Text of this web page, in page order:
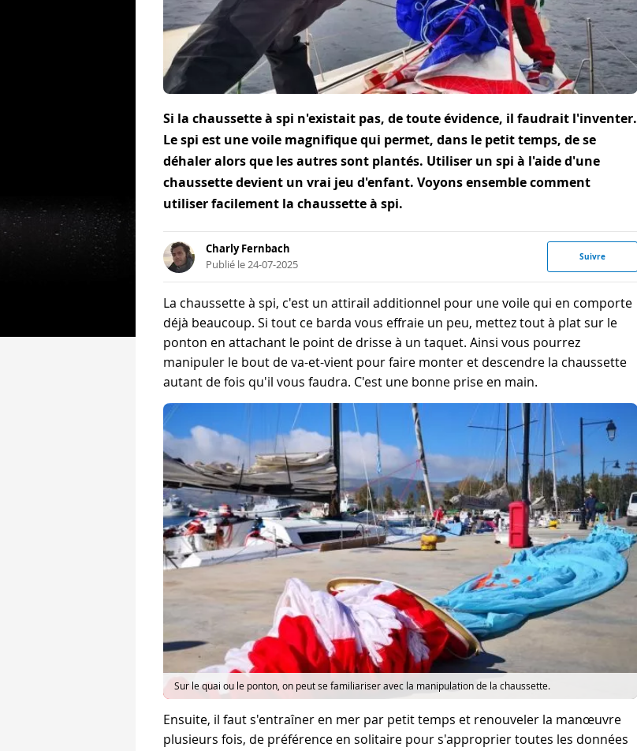
Si la chaussette à spi n'existait pas, de toute évidence, il faudrait l'inventer.
Le spi est une voile magnifique qui permet, dans le petit temps, de se
déhaler alors que les autres sont plantés. Utiliser un spi à l'aide d'une
chaussette devient un vrai jeu d'enfant. Voyons ensemble comment
utiliser facilement la chaussette à spi.
Charly Fernbach
Publié le 24-07-2025
Suivre
La chaussette à spi, c'est un attirail additionnel pour une voile qui en comporte
déjà beaucoup. Si tout ce barda vous effraie un peu, mettez tout à plat sur le
ponton en attachant le point de drisse à un taquet. Ainsi vous pourrez
manipuler le bout de va-et-vient pour faire monter et descendre la chaussette
autant de fois qu'il vous faudra. C'est une bonne prise en main.
Sur le quai ou le ponton, on peut se familiariser avec la manipulation de la chaussette.
Ensuite, il faut s'entraîner en mer par petit temps et renouveler la manœuvre
plusieurs fois, de préférence en solitaire pour s'approprier toutes les données